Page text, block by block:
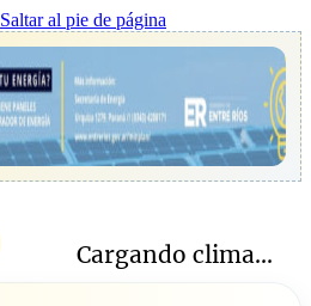
Saltar al pie de página
Cargando clima...